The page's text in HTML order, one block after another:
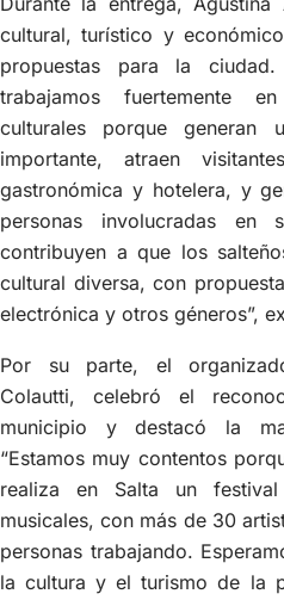
cultural, turístico y
propuestas para la
trabajamos fuertemente
culturales porque generan
importante, atraen
gastronómica y hotelera, y
personas involucradas en
contribuyen a que los
cultural diversa, con
electrónica y otros géneros”,
Por su parte, el
Colautti, celebró el
municipio y destacó la
“Estamos muy contentos
realiza en Salta un
musicales, con más de 30
personas trabajando.
la cultura y el turismo de la